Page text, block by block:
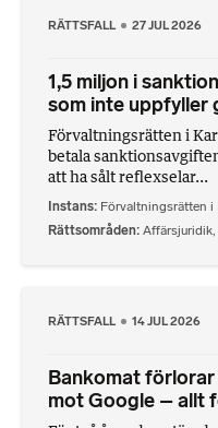
RÄTTSFALL 27 JUL 2026
1,5 miljon i
som inte uppfyller
Förvaltningsrätten i
betala
att ha sålt reflexselar...
Instans Förvaltningsrätten i
Rättsområden Affärsjuridik
RÄTTSFALL 14 JUL 2026
Bankomat
mot Google – allt